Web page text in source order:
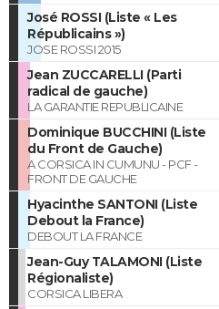
José ROSSI (Liste « Les
Républicains »)
JOSE ROSSI 2015
Jean ZUCCARELLI (Parti
radical de gauche)
LA GARANTIE REPUBLICAINE
Dominique BUCCHINI (Liste
du Front de Gauche)
A CORSICA IN CUMUNU - PCF -
FRONT DE GAUCHE
Hyacinthe SANTONI (Liste
Debout la France)
DEBOUT LA FRANCE
Jean-Guy TALAMONI (Liste
Régionaliste)
CORSICA LIBERA